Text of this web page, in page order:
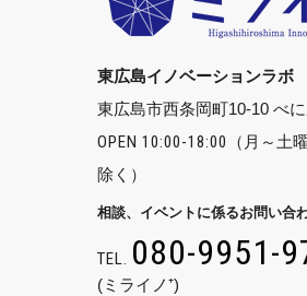
東広島イノベーションラボ
東広島市西条岡町10-10 べ
OPEN 10:00-18:00
（月～土
除く）
相談、イベントに係るお問い合
TEL. 080-9951-
(ミライノ⁺)